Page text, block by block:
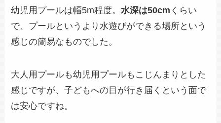
幼児用プールは幅5m程度。 水深は50cm くらい
で、プールというより水遊びができる場所という
感じの簡易なものでした。
大人用プールも幼児用プールもこじんまりとした
感じですが、子どもへの目が行き届くという面で
は安心ですね。